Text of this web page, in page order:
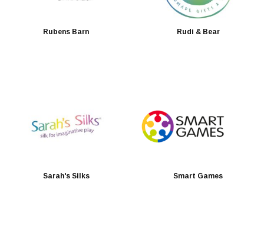
Rubens Barn Rudi & Bear
Sarah's Silks Smart Games